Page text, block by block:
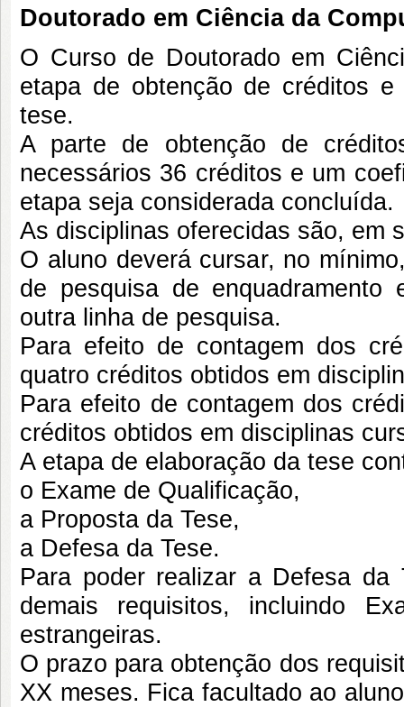
Doutorado em Ciência da
O Curso de Doutorado em
etapa de obtenção de créditos
tese.
A parte de obtenção de
necessários 36 créditos e um
etapa seja considerada concluída.
As disciplinas oferecidas são, em
O aluno deverá cursar, no
de pesquisa de
outra linha de pesquisa.
Para efeito de contagem dos
quatro créditos obtidos em
Para efeito de contagem dos
créditos obtidos em disciplinas
A etapa de elaboração da tese
o Exame de Qualificação,
a Proposta da Tese,
a Defesa da Tese.
Para poder realizar a Defesa
demais requisitos, incluindo
estrangeiras.
O prazo para obtenção dos
XX meses. Fica facultado ao